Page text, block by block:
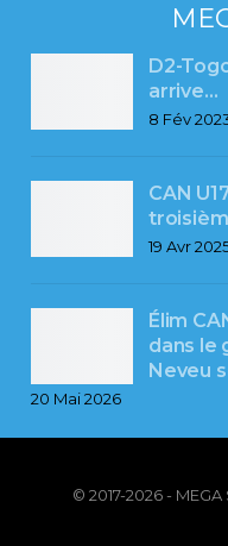
D2-
arrive…
8 Fév
CAN
19 Avr
Élim
dans le
Neveu
20 Mai 2026
© 2017-2026 -